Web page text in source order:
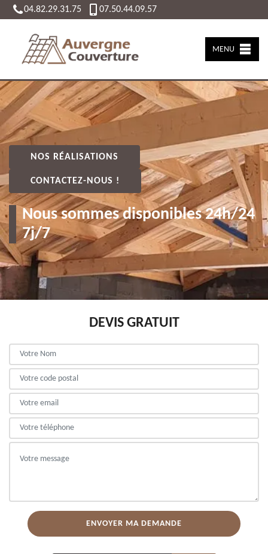
04.82.29.31.75 07.50.44.09.57
MENU
NOS RÉALISATIONS
CONTACTEZ-NOUS !
Nous sommes disponibles 24h/24
7j/7
DEVIS GRATUIT